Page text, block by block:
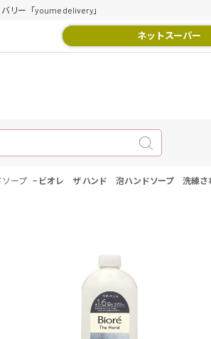
リー「youme delivery」
ネットスーパー
ソープ - ビオレ ザ ハンド 泡ハンドソープ 洗練さ